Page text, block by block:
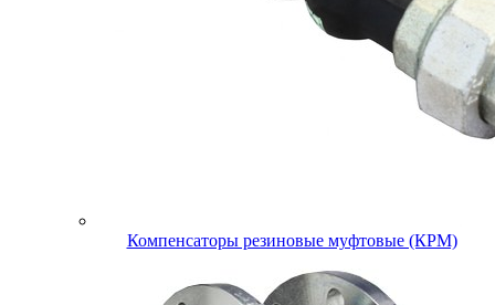
Компенсаторы резиновые муфтовые (КРМ)